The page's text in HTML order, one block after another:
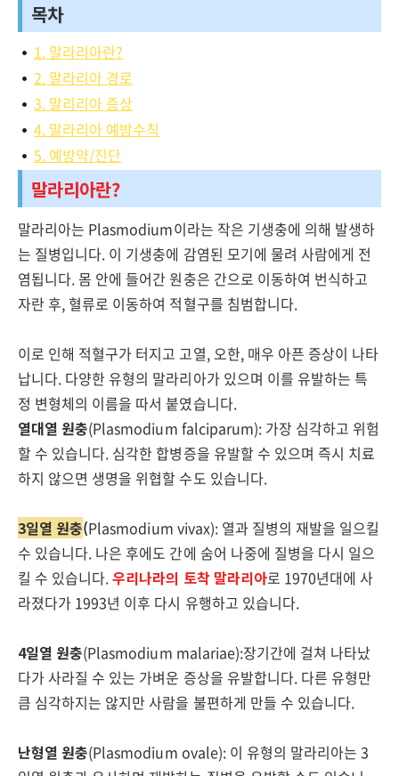
목차
1. 말라리아란?
2. 말라리아 경로
3. 말리리아 증상
4. 말라리아 예방수칙
5. 예방약/진단
말라리아란?
말라리아는 Plasmodium이라는 작은 기생충에 의해 발생하
는 질병입니다. 이 기생충에 감염된 모기에 물려 사람에게 전
염됩니다. 몸 안에 들어간 원충은 간으로 이동하여 번식하고
자란 후, 혈류로 이동하여 적혈구를 침범합니다.
이로 인해 적혈구가 터지고 고열, 오한, 매우 아픈 증상이 나타
납니다. 다양한 유형의 말라리아가 있으며 이를 유발하는 특
정 변형체의 이름을 따서 붙였습니다.
열대열 원충(Plasmodium falciparum): 가장 심각하고 위험
할 수 있습니다. 심각한 합병증을 유발할 수 있으며 즉시 치료
하지 않으면 생명을 위협할 수도 있습니다.
3일열 원충(Plasmodium vivax): 열과 질병의 재발을 일으킬
수 있습니다. 나은 후에도 간에 숨어 나중에 질병을 다시 일으
킬 수 있습니다.우리나라의 토착 말라리아로 1970년대에 사
라졌다가 1993년 이후 다시 유행하고 있습니다.
4일열 원충(Plasmodium malariae):장기간에 걸쳐 나타났
다가 사라질 수 있는 가벼운 증상을 유발합니다. 다른 유형만
큼 심각하지는 않지만 사람을 불편하게 만들 수 있습니다.
난형열 원충(Plasmodium ovale): 이 유형의 말라리아는 3